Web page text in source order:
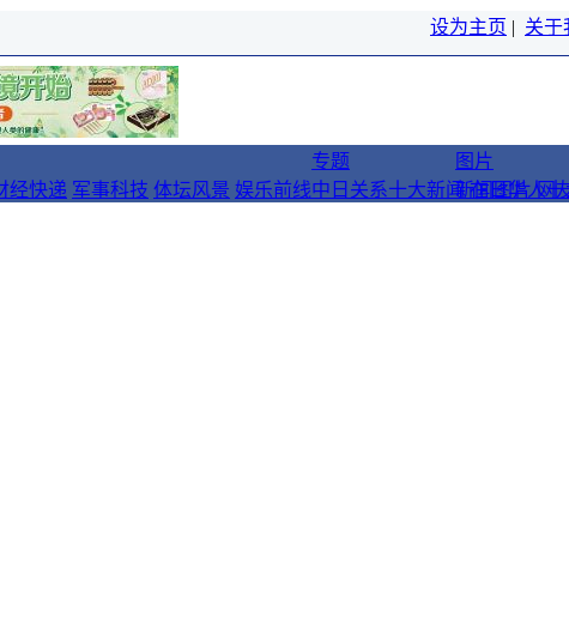
设为主页 | 关于
经快递 军事科技 体坛风景 娱乐前线
专题
中日关系十大新闻 在日华人
图片
新闻图片 网